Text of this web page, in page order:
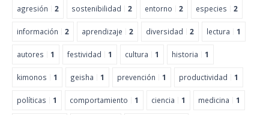
agresión 2 sostenibilidad 2 entorno 2 especies 2
información 2 aprendizaje 2 diversidad 2 lectura 1
autores 1 festividad 1 cultura 1 historia 1
kimonos 1 geisha 1 prevención 1 productividad 1
políticas 1 comportamiento 1 ciencia 1 medicina 1